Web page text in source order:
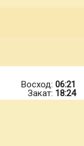
Восход: 06:21
Закат: 18:24